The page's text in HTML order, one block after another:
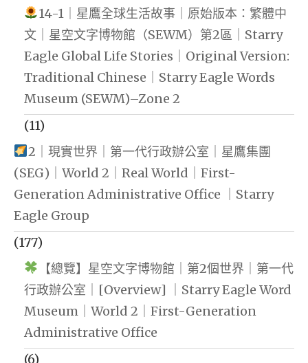
14-1｜星鷹全球生活故事｜原始版本：繁體中
文｜星空文字博物館（SEWM）第2區｜Starry
Eagle Global Life Stories｜Original Version:
Traditional Chinese｜Starry Eagle Words
Museum (SEWM)–Zone 2
(11)
2｜現實世界｜第一代行政辦公室｜星鷹集團
(SEG)｜World 2｜Real World｜First-
Generation Administrative Office ｜Starry
Eagle Group
(177)
【總覽】星空文字博物館｜第2個世界｜第一代
行政辦公室｜[Overview] ｜Starry Eagle Word
Museum｜World 2｜First-Generation
Administrative Office
(6)